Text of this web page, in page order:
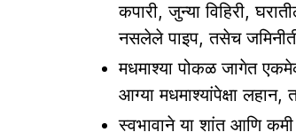
कपारी, जुन्या विहिरी,
नसलेले पाइप, तसेच
मधमाश्‍या पोकळ जागेत
आग्या मधमाश्‍यांपेक्षा लहान,
स्वभावाने या शांत आणि